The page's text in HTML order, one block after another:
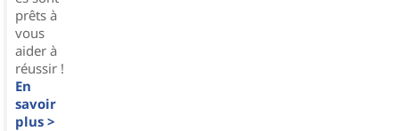
prêts à
vous
aider à
réussir !
En
savoir
plus >